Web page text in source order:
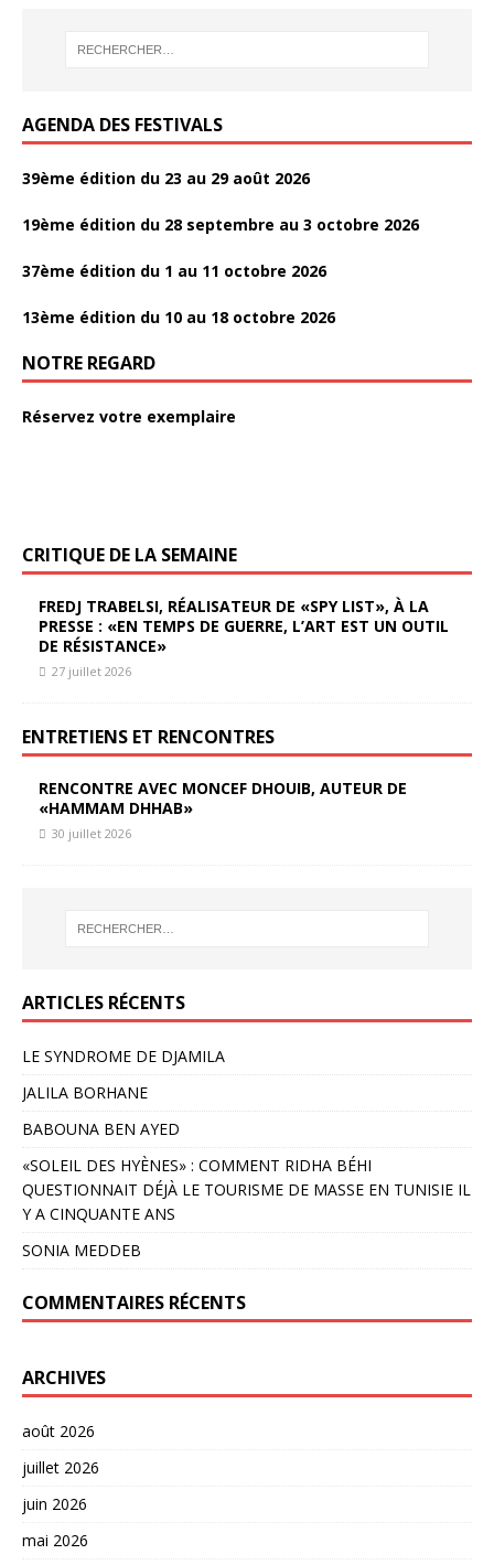
o
AGENDA DES FESTIVALS
39ème édition du 23 au 29 août 2026
19ème édition du 28 septembre au 3 octobre 2026
37ème édition du 1 au 11 octobre 2026
13ème édition du 10 au 18 octobre 2026
NOTRE REGARD
Réservez votre exemplaire
CRITIQUE DE LA SEMAINE
FREDJ TRABELSI, RÉALISATEUR DE «SPY LIST», À LA
PRESSE : «EN TEMPS DE GUERRE, L’ART EST UN OUTIL
DE RÉSISTANCE»
27 juillet 2026
ENTRETIENS ET RENCONTRES
RENCONTRE AVEC MONCEF DHOUIB, AUTEUR DE
«HAMMAM DHHAB»
30 juillet 2026
ARTICLES RÉCENTS
LE SYNDROME DE DJAMILA
JALILA BORHANE
BABOUNA BEN AYED
«SOLEIL DES HYÈNES» : COMMENT RIDHA BÉHI
QUESTIONNAIT DÉJÀ LE TOURISME DE MASSE EN TUNISIE IL
Y A CINQUANTE ANS
SONIA MEDDEB
COMMENTAIRES RÉCENTS
ARCHIVES
août 2026
juillet 2026
juin 2026
mai 2026